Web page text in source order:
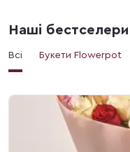
Наші бестселери
Всі Букети Flowerpot